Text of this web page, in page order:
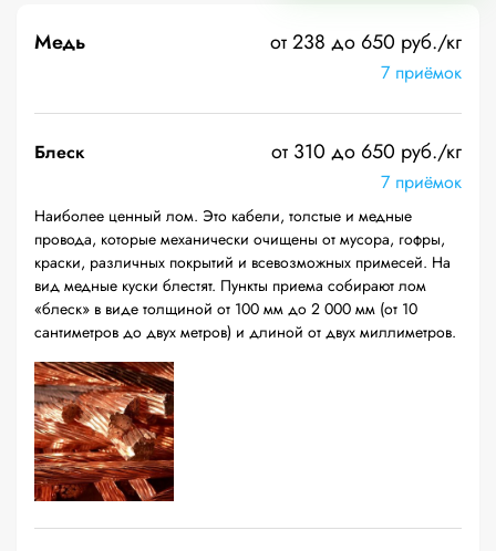
Медь от 238 до 650 руб./кг
7 приёмок
Блеск от 310 до 650 руб./кг
7 приёмок
Наиболее ценный лом. Это кабели, толстые и медные
провода, которые механически очищены от мусора, гофры,
краски, различных покрытий и всевозможных примесей. На
вид медные куски блестят. Пункты приема собирают лом
«блеск» в виде толщиной от 100 мм до 2 000 мм (от 10
сантиметров до двух метров) и длиной от двух миллиметров.